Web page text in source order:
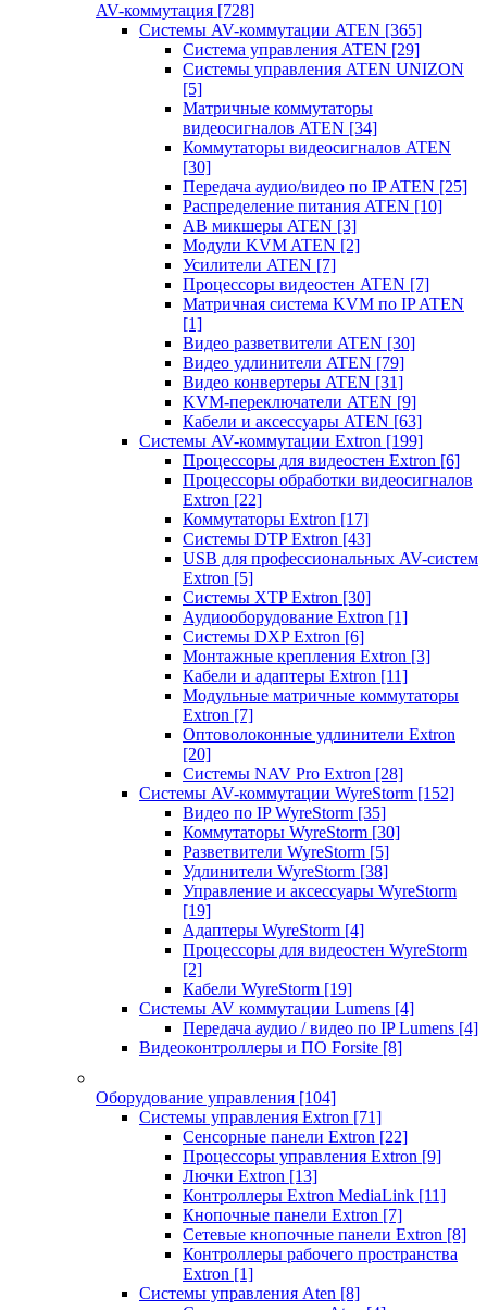
AV-коммутация [728]
Системы AV-коммутации ATEN [365]
Система управления ATEN [29]
Системы управления ATEN UNIZON
[5]
Матричные коммутаторы
видеосигналов ATEN [34]
Коммутаторы видеосигналов ATEN
[30]
Передача аудио/видео по IP ATEN [25]
Распределение питания ATEN [10]
АВ микшеры ATEN [3]
Модули KVM ATEN [2]
Усилители ATEN [7]
Процессоры видеостен ATEN [7]
Матричная система KVM по IP ATEN
[1]
Видео разветвители ATEN [30]
Видео удлинители ATEN [79]
Видео конвертеры ATEN [31]
KVM-переключатели ATEN [9]
Кабели и аксессуары ATEN [63]
Системы AV-коммутации Extron [199]
Процессоры для видеостен Extron [6]
Процессоры обработки видеосигналов
Extron [22]
Коммутаторы Extron [17]
Системы DTP Extron [43]
USB для профессиональных AV-систем
Extron [5]
Системы XTP Extron [30]
Аудиооборудование Extron [1]
Системы DXP Extron [6]
Монтажные крепления Extron [3]
Кабели и адаптеры Extron [11]
Модульные матричные коммутаторы
Extron [7]
Оптоволоконные удлинители Extron
[20]
Системы NAV Pro Extron [28]
Системы AV-коммутации WyreStorm [152]
Видео по IP WyreStorm [35]
Коммутаторы WyreStorm [30]
Разветвители WyreStorm [5]
Удлинители WyreStorm [38]
Управление и аксессуары WyreStorm
[19]
Адаптеры WyreStorm [4]
Процессоры для видеостен WyreStorm
[2]
Кабели WyreStorm [19]
Системы AV коммутации Lumens [4]
Передача аудио / видео по IP Lumens [4]
Видеоконтроллеры и ПО Forsite [8]
Оборудование управления [104]
Системы управления Extron [71]
Сенсорные панели Extron [22]
Процессоры управления Extron [9]
Лючки Extron [13]
Контроллеры Extron MediaLink [11]
Кнопочные панели Extron [7]
Сетевые кнопочные панели Extron [8]
Контроллеры рабочего пространства
Extron [1]
Системы управления Aten [8]